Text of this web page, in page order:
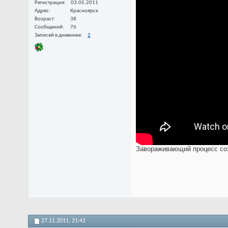
Регистрация
03.05.2011
Адрес
Красноярск
Возраст
38
Сообщений
76
Записей в дневнике
2
Завораживающий процесс
27.11.2011, 21:41